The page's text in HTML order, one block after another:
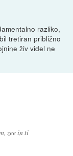
razliko,
tretiran približno
živ videl ne
zee in ti